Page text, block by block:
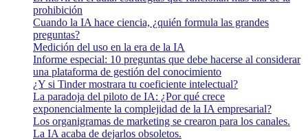
prohibición
Cuando la IA hace ciencia, ¿quién formula las grandes
preguntas?
Medición del uso en la era de la IA
Informe especial: 10 preguntas que debe hacerse al considerar
una plataforma de gestión del conocimiento
¿Y si Tinder mostrara tu coeficiente intelectual?
La paradoja del piloto de IA: ¿Por qué crece
exponencialmente la complejidad de la IA empresarial?
Los organigramas de marketing se crearon para los canales.
La IA acaba de dejarlos obsoletos.